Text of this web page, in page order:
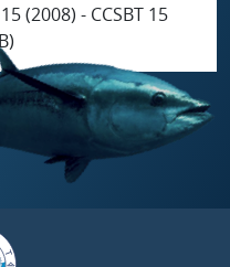
(2008) - CCSBT 15